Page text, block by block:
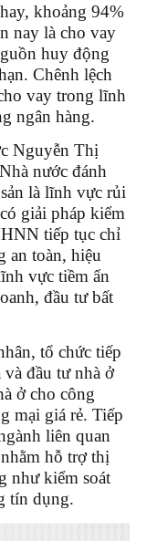
khoảng 94%
nay là cho vay
huy động
Chênh lệch
vay trong lĩnh
ngân hàng.
Nguyễn Thị
nước đánh
là lĩnh vực rủi
giải pháp kiểm
tiếp tục chỉ
an toàn, hiệu
vực tiềm ẩn
đầu tư bất
tổ chức tiếp
đầu tư nhà ở
ở cho công
mại giá rẻ. Tiếp
liên quan
hỗ trợ thị
như kiểm soát
tín dụng.